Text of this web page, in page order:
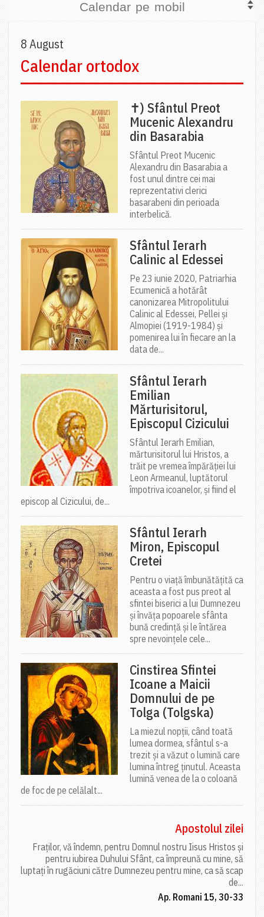
Calendar pe mobil
8 August
Calendar ortodox
✝) Sfântul Preot
Mucenic Alexandru
din Basarabia
Sfântul Preot Mucenic
Alexandru din Basarabia a
fost unul dintre cei mai
reprezentativi clerici
basarabeni din perioada
interbelică.
Sfântul Ierarh
Calinic al Edessei
Pe 23 iunie 2020, Patriarhia
Ecumenică a hotărât
canonizarea Mitropolitului
Calinic al Edessei, Pellei și
Almopiei (1919-1984) și
pomenirea lui în fiecare an la
data de...
Sfântul Ierarh
Emilian
Mărturisitorul,
Episcopul Cizicului
Sfântul Ierarh Emilian,
mărturisitorul lui Hristos, a
trăit pe vremea împărăției lui
Leon Armeanul, luptătorul
împotriva icoanelor, și fiind el
episcop al Cizicului, de...
Sfântul Ierarh
Miron, Episcopul
Cretei
Pentru o viață îmbunătățită ca
aceasta a fost pus preot al
sfintei biserici a lui Dumnezeu
și învăța popoarele sfânta
bună credință și le întărea
spre nevoințele cele...
Cinstirea Sfintei
Icoane a Maicii
Domnului de pe
Tolga (Tolgska)
La miezul nopții, când toată
lumea dormea, sfântul s-a
trezit și a văzut o lumină care
lumina întreg ținutul. Aceasta
lumină venea de la o coloană
de foc de pe celălalt...
Apostolul zilei
Fraților, vă îndemn, pentru Domnul nostru Iisus Hristos și
pentru iubirea Duhului Sfânt, ca împreună cu mine, să
luptați în rugăciuni către Dumnezeu pentru mine, ca să scap
de...
Ap. Romani 15, 30-33